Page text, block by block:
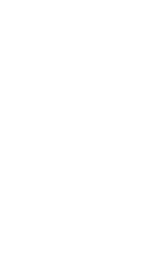
TRT